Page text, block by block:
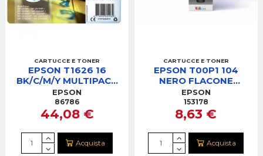
CARTUCCE E TONER
EPSON T1626 16
BK/C/M/Y MULTIPACK
CARTUCCE
EPSON
86786
44,08 €
Acquista
CARTUCCE E TONER
EPSON T00P1 104
NERO FLACONE
ECOTANK
EPSON
153178
8,63 €
Acquista